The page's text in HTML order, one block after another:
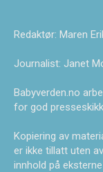
Redaktør: Maren
Journalist: Janet
Babyverden.no
for god
Kopiering av
er ikke tillatt uten
innhold på